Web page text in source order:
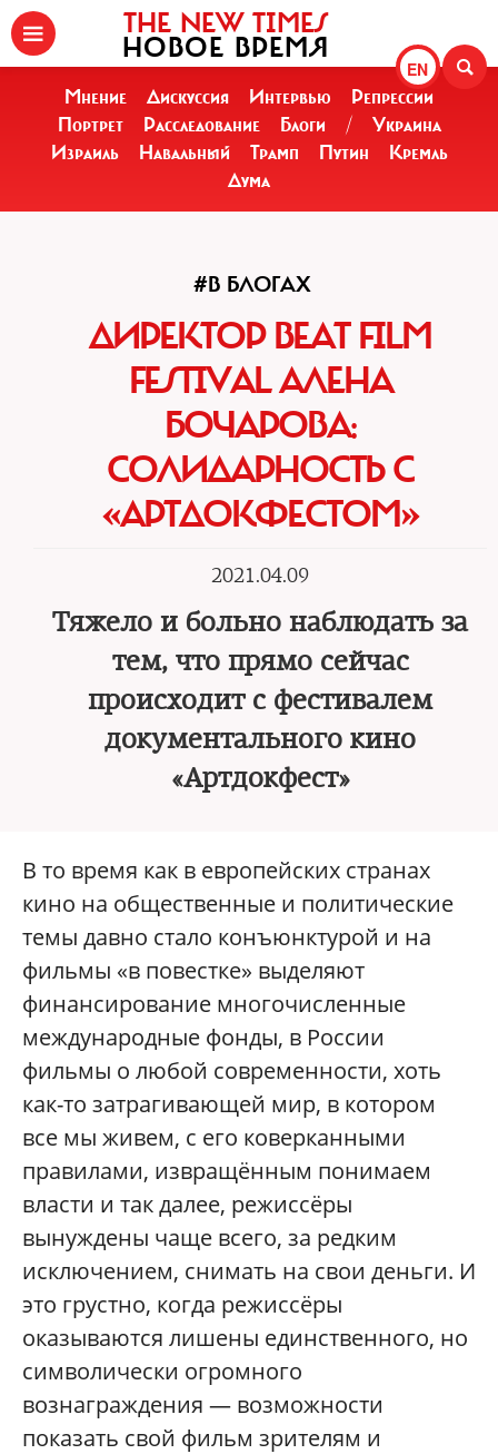
EN
THE NEW TIMES
НОВОЕ ВРЕМЯ
Мнение Дискуссия Интервью
Репрессии
Портрет
Расследование Блоги /
Украина
Израиль
Навальный Трамп Путин
Кремль
Дума
#В БЛОГАХ
ДИРЕКТОР BEAT FILM
FESTIVAL АЛЕНА
БОЧАРОВА:
СОЛИДАРНОСТЬ С
«АРТДОКФЕСТОМ»
2021.04.09
Тяжело и больно наблюдать за
тем, что прямо сейчас
происходит с фестивалем
документального кино
«Артдокфест»
В то время как в европейских странах
кино на общественные и политические
темы давно стало конъюнктурой и на
фильмы «в повестке» выделяют
финансирование многочисленные
международные фонды, в России
фильмы о любой современности, хоть
как-то затрагивающей мир, в котором
все мы живем, с его коверканными
правилами, извращённым понимаем
власти и так далее, режиссёры
вынуждены чаще всего, за редким
исключением, снимать на свои деньги. И
это грустно, когда режиссёры
оказываются лишены единственного, но
символически огромного
вознаграждения — возможности
показать свой фильм зрителям и